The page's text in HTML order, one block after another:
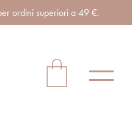
ordini superiori a 49 €.